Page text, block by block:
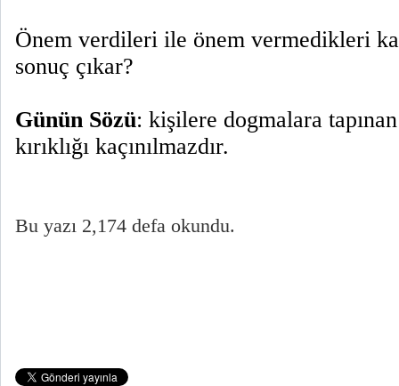
Önem verdileri ile önem vermedikleri
sonuç çıkar?
Günün Sözü: kişilere dogmalara
kırıklığı kaçınılmazdır.
Bu yazı 2,174 defa okundu.